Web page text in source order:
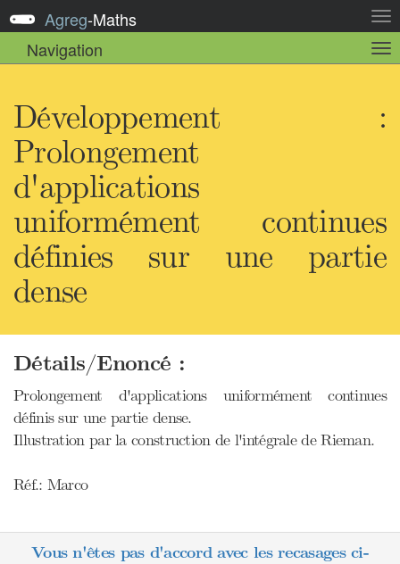
la
Agreg-Maths
Navigation
la
Développement :
Prolongement
d'applications
uniformément continues
définies sur une partie
dense
Détails/Enoncé :
Prolongement d'applications uniformément continues
définis sur une partie dense.
Illustration par la construction de l'intégrale de Rieman.
Réf.: Marco
Vous n'êtes pas d'accord avec les recasages ci-